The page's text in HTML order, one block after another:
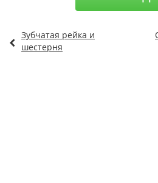
Зубчатая рейка и
шестерня